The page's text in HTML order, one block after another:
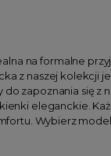
na formalne
z naszej kolekcji
zapoznania się
eleganckie.
Wybierz